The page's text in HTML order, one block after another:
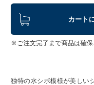
カート
※ご注文完了まで商品は確保
独特の水シボ模様が美しい